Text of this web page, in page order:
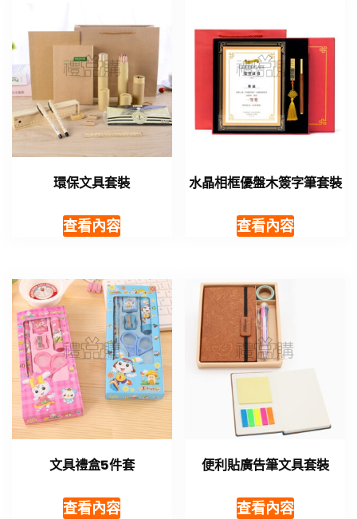
環保文具套裝
查看內容
水晶相框優盤木簽字筆套裝
查看內容
文具禮盒5件套
查看內容
便利貼廣告筆文具套裝
查看內容